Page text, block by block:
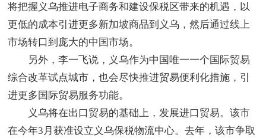
将把握义乌推进电子商务和建设保税区带来的机遇，以
更低的成本引进更多新加坡商品到义乌，然后通过线上
市场转口到庞大的中国市场。
另外，李一飞说，义乌作为中国唯一一个国际贸易
综合改革试点城市，也会尽快推进贸易便利化措施，引
进更多国际贸易服务功能。
义乌将在出口贸易的基础上，发展进口贸易。该市
在今年3月获准设立义乌保税物流中心。去年，该市争取